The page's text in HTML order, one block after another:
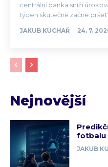
centrální banka sníží
týden skutečně začne
JAKUB KUCHAŘ - 24. 7.
Nejnovější
fotbalu
JAKUB